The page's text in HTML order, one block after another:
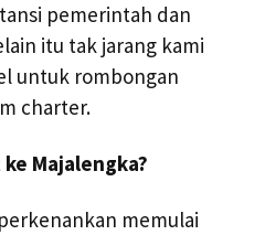
pemerintah dan
itu tak jarang kami
untuk rombongan
charter.
Majalengka?
memulai